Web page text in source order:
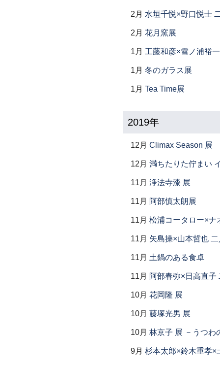
2月 水垣千悦×野口悦士
2月 花月窯展
1月 工藤和彦×雪ノ浦裕
1月 冬のガラス展
1月 Tea Time展
2019年
12月 Climax Season 展
12月 満ちたりた佇まい
11月 浄法寺漆 展
11月 阿部慎太朗展
11月 松浦コータロー×ナ
11月 矢島操×山本哲也
11月 土鍋のある食卓
11月 阿部春弥×日高直子
10月 花岡隆 展
10月 藤塚光男 展
10月 林京子 展 －うつわ
9月 杉本太郎×鈴木重孝×